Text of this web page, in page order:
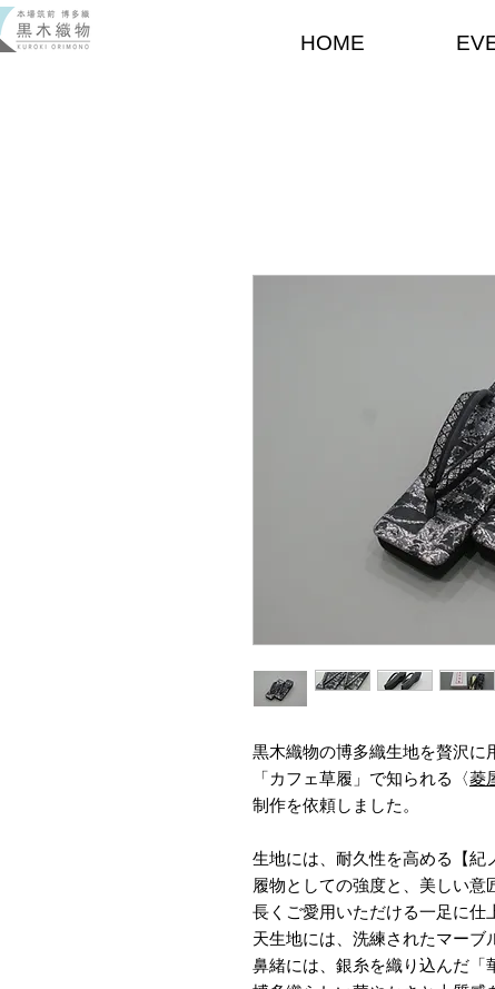
HOME
黒木織物の博多織生地を贅沢に
「カフェ草履」で知られる〈菱
制作を依頼しました。
生地には、耐久性を高める【紀
履物としての強度と、美しい意
長くご愛用いただける一足に仕
天生地には、洗練されたマーブ
鼻緒には、銀糸を織り込んだ「